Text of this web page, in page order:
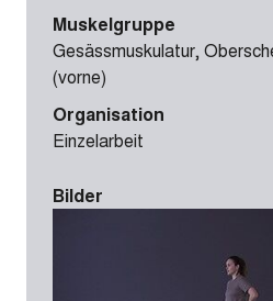
Muskelgruppe
Gesässmuskulatur,
(vorne)
Organisation
Einzelarbeit
Bilder